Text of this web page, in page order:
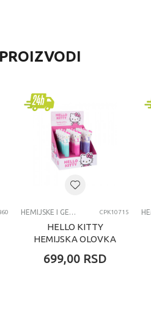
HEMIJSKE I GEL OLOVKE I NALIV PERA CPK10715
HELLO KITTY
HEMIJSKA OLOVKA
699,00 RSD